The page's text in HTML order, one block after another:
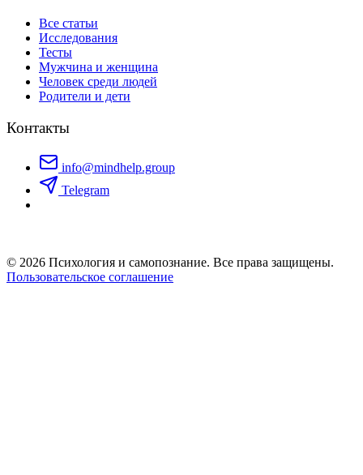
Все статьи
Исследования
Тесты
Мужчина и женщина
Человек среди людей
Родители и дети
Контакты
info@mindhelp.group
Telegram
© 2026 Психология и самопознание. Все права защищены.
Пользовательское соглашение